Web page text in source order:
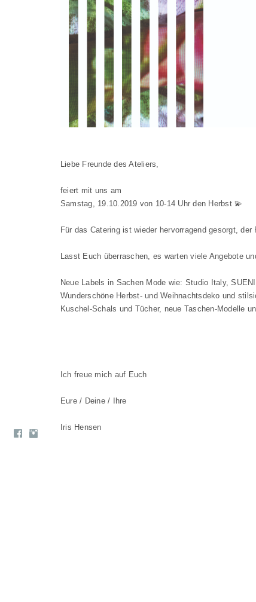
Liebe Freunde des Ateliers,
feiert mit uns am
Samstag, 19.10.2019 von 10-14 Uhr den Herbst 💫
Für das Catering ist wieder hervorragend gesorgt,
Lasst Euch überraschen, es warten viele Angebote
Neue Labels in Sachen Mode wie: Studio Italy,
Wunderschöne Herbst- und Weihnachtsdeko und
Kuschel-Schals und Tücher, neue Taschen-Modelle
Ich freue mich auf Euch
Eure / Deine / Ihre
Iris Hensen